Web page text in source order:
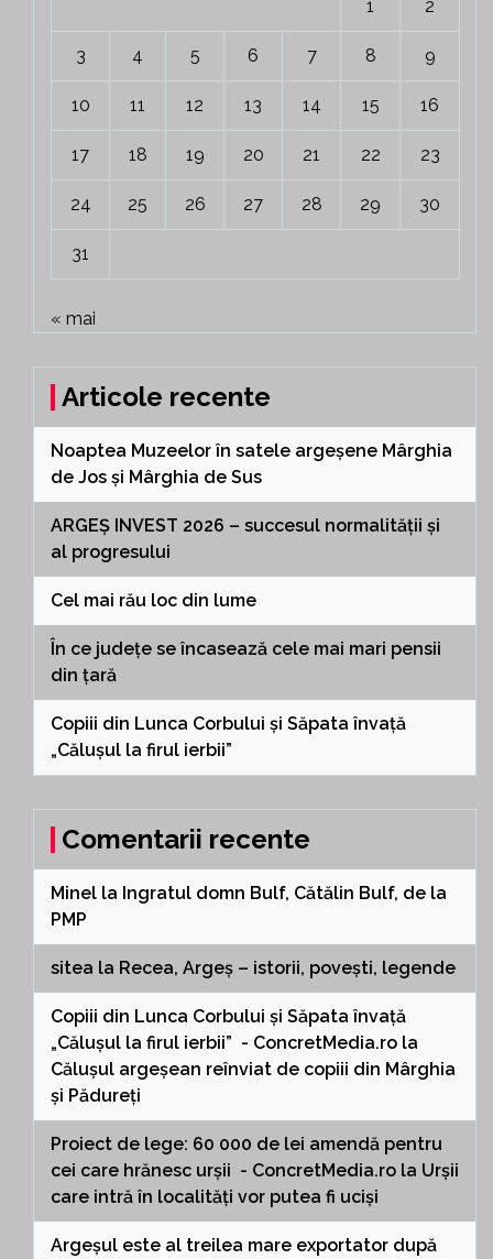
1 2
3 4 5 6 7 8 9
10 11 12 13 14 15 16
17 18 19 20 21 22 23
24 25 26 27 28 29 30
31
« mai
Articole recente
Noaptea Muzeelor în satele argeșene Mârghia
de Jos și Mârghia de Sus
ARGEȘ INVEST 2026 – succesul normalității și
al progresului
Cel mai rău loc din lume
În ce județe se încasează cele mai mari pensii
din țară
Copiii din Lunca Corbului și Săpata învață
„Călușul la firul ierbii”
Comentarii recente
Minel la Ingratul domn Bulf, Cătălin Bulf, de la
PMP
sitea la Recea, Argeș – istorii, povești, legende
Copiii din Lunca Corbului și Săpata învață
„Călușul la firul ierbii” - ConcretMedia.ro la
Călușul argeșean reînviat de copiii din Mârghia
și Pădureți
Proiect de lege: 60 000 de lei amendă pentru
cei care hrănesc urșii - ConcretMedia.ro la Urșii
care intră în localități vor putea fi uciși
Argeșul este al treilea mare exportator după